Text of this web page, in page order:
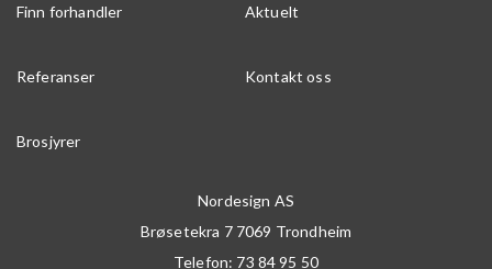
Finn forhandler Aktuelt
Referanser Kontakt oss
Brosjyrer
Nordesign AS
Brøsetekra 7 7069 Trondheim
Telefon: 73 84 95 50